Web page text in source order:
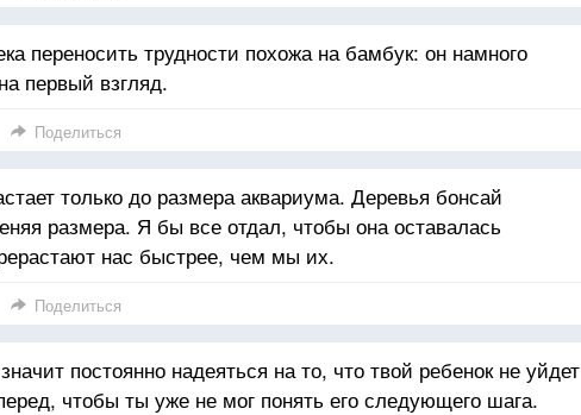
переносить трудности похожа на бамбук: он намного
первый взгляд.
Поделиться
только до размера аквариума. Деревья бонсай
размера. Я бы все отдал, чтобы она оставалась
нас быстрее, чем мы их.
Поделиться
постоянно надеяться на то, что твой ребенок не уйдет
чтобы ты уже не мог понять его следующего шага.